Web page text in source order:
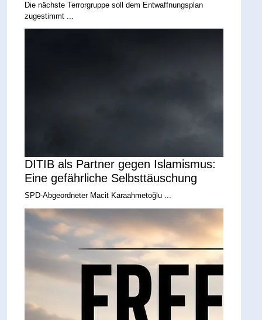
Die nächste Terrorgruppe soll dem Entwaffnungsplan
zugestimmt ...
DITIB als Partner gegen Islamismus:
Eine gefährliche Selbsttäuschung
SPD-Abgeordneter Macit Karaahmetoğlu ...